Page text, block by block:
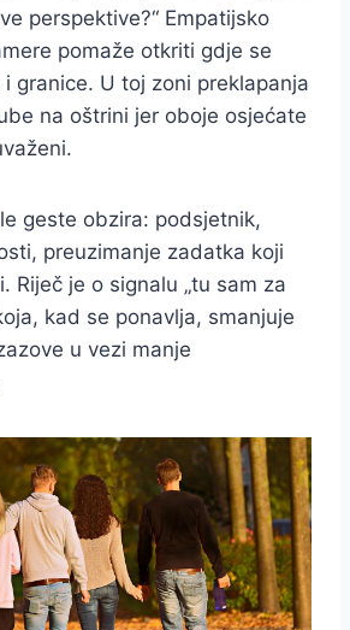
perspektive?“ Empatijsko
pomaže otkriti gdje se
granice. U toj zoni preklapanja
na oštrini jer oboje osjećate
geste obzira: podsjetnik,
preuzimanje zadatka koji
Riječ je o signalu „tu sam za
kad se ponavlja, smanjuje
u vezi manje